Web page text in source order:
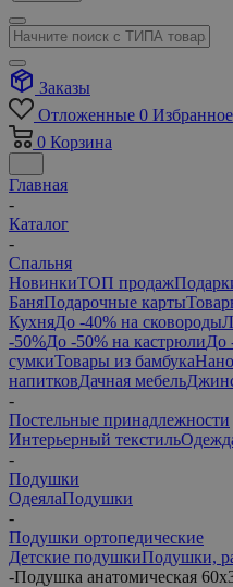
Заказы
Отложенные 0 Избранное
0 Корзина
Главная
-
Каталог
-
Спальня
НовинкиТОП продаж
БаняПодарочные карты
КухняДо -40% на сковороды
-50%До -50% на кастрюлиДо
сумкиТовары из бамбука
напитковДачная мебель
-
Постельные принадлежности
Интерьерный текстиль
-
Подушки
ОдеялаПодушки
-
Подушки ортопедические
Детские подушкиПодушки,
-Подушка анатомическая